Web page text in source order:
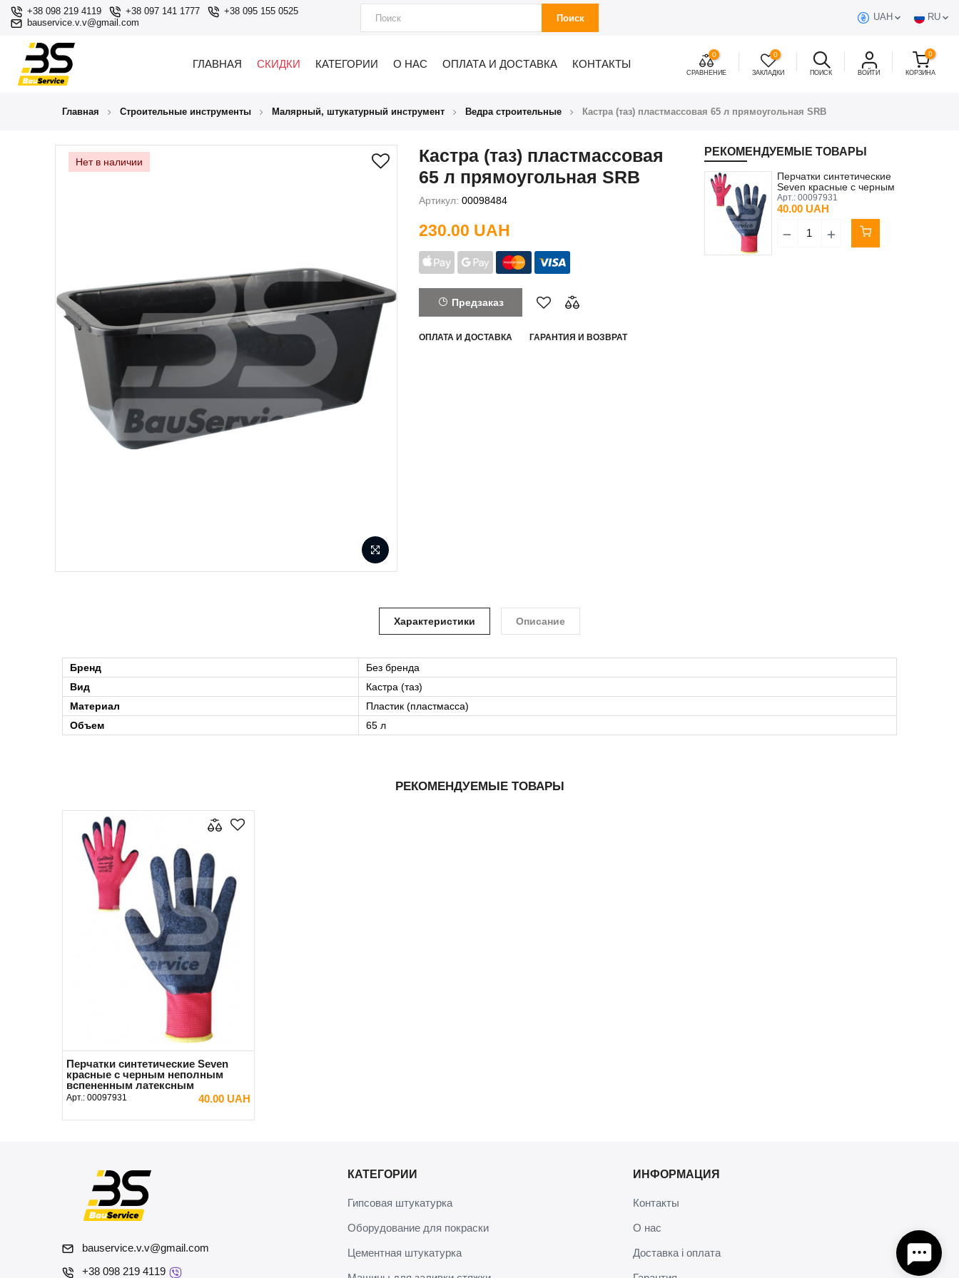
+38 098 219 4119 +38 097 141 1777
+38 095 155 0525
bauservice.v.v@gmail.com
Поиск UAH RU
ГЛАВНАЯ СКИДКИ КАТЕГОРИИ О НАС ОПЛАТА И ДОСТАВКА КОНТАКТЫ
0
СРАВНЕНИЕ
0
ЗАКЛАДКИ ПОИСК ВОЙТИ
0
КОРЗИНА
Главная Строительные инструменты Малярный, штукатурный инструмент Ведра строительные Кастра (таз) пластмассовая 65 л прямоугольная SRB
Нет в наличии
Кастра (таз) пластмассовая
65 л прямоугольная SRB
Артикул: 00098484
230.00 UAH
Предзаказ
ОПЛАТА И ДОСТАВКА ГАРАНТИЯ И ВОЗВРАТ
РЕКОМЕНДУЕМЫЕ ТОВАРЫ
Перчатки синтетические
Seven красные с черным
неполным вспененным
латексным покрытием 10
Арт.: 00097931
40.00 UAH
Характеристики Описание
Бренд
Без бренда
Вид
Кастра (таз)
Материал
Пластик (пластмасса)
Объем
65 л
РЕКОМЕНДУЕМЫЕ ТОВАРЫ
Перчатки синтетические Seven
красные с черным неполным
вспененным латексным
покрытием 10 (XL)
Арт.: 00097931 40.00 UAH
В КОРЗИНУ
bauservice.v.v@gmail.com
+38 098 219 4119
КАТЕГОРИИ
Гипсовая штукатурка
Оборудование для покраски
Цементная штукатурка
ИНФОРМАЦИЯ
Контакты
О нас
Доставка і оплата